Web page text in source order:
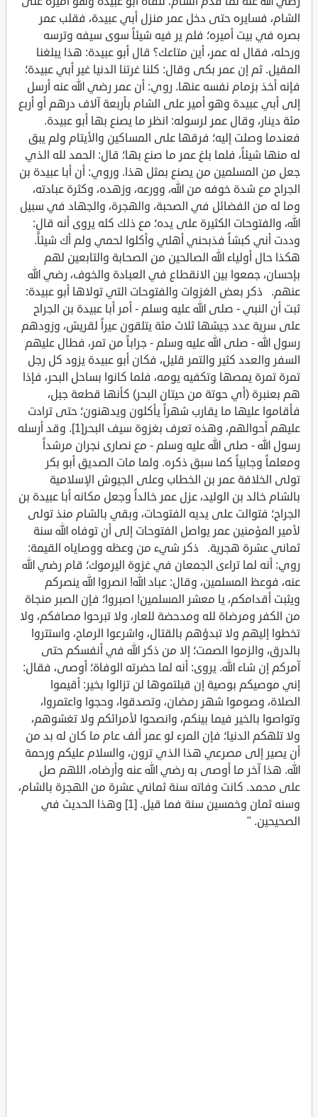
الشام، فسايره حتى دخل عمر منزل أبي عبيدة، فقلب عمر
بصره في بيت أميره؛ فلم ير فيه شيئاً سوى سيفه وترسه
ورحله، فقال له عمر، أين متاعك؟ قال أبو عبيدة: هذا يبلغنا
المقيل. ثم إن عمر بكى وقال: كلنا غرتنا الدنيا غير أبي عبيدة؛
فإنه أخذ بزمام نفسه عنها. روي: أن عمر رضي الله عنه أرسل
إلى أبي عبيدة وهو أمير على الشام بأربعة آلاف درهم أو أربع
مئة دينار، وقال عمر لرسوله: انظر ما يصنع بها أبو عبيدة.
فعندما وصلت إليه؛ فرقها على المساكين والأيتام ولم يبق
له منها شيئاً، فلما بلغ عمر ما صنع بها؛ قال: الحمد لله الذي
جعل من المسلمين من يصنع بمثل هذا. وروي: أن أبا عبيدة بن
الجراح مع شدة خوفه من الله، وورعه، وزهده، وكثرة عبادته،
وما له من الفضائل في الصحبة، والهجرة، والجهاد في سبيل
الله، والفتوحات الكثيرة على يده؛ مع ذلك كله يروى أنه قال:
وددت أني كبشاً فذبحني أهلي وأكلوا لحمي ولم أك شيئاًَ.
هكذا حال أولياء الله الصالحين من الصحابة والتابعين لهم
بإحسان، جمعوا بين الانقطاع في العبادة والخوف، رضي الله
عنهم. ذكر بعض الغزوات والفتوحات التي تولاها أبو عبيدة:
ثبت أن النبي - صلى الله عليه وسلم - أمر أبا عبيدة بن الجراح
على سرية عدد جيشها ثلاث مئة يتلقون عيراً لقريش، وزودهم
رسول الله - صلى الله عليه وسلم - جراباً من تمر، فطال عليهم
السفر والعدد كثير والتمر قليل، فكان أبو عبيدة يزود كل رجل
تمرة تمرة يمصها وتكفيه يومه، فلما كانوا بساحل البحر، فإذا
هم بعنبرة (أي حوتة من حيتان البحر) كأنها قطعة جبل،
فأقاموا عليها ما يقارب شهراً يأكلون ويدهنون؛ حتى ترادت
عليهم أحوالهم، وهذه تعرف بغزوة سيف البحر[1]. وقد أرسله
رسول الله - صلى الله عليه وسلم - مع نصارى نجران مرشداً
ومعلماً وجابياً كما سبق ذكره. ولما مات الصديق أبو بكر
تولى الخلافة عمر بن الخطاب وعلى الجيوش الإسلامية
بالشام خالد بن الوليد، عزل عمر خالداً وجعل مكانه أبا عبيدة بن
الجراح؛ فتوالت على يديه الفتوحات، وبقي بالشام منذ تولى
لأمير المؤمنين عمر يواصل الفتوحات إلى أن توفاه الله سنة
ثماني عشرة هجرية. ذكر شيء من وعظه ووصاياه القيمة:
روي: أنه لما تراءى الجمعان في غزوة اليرموك؛ قام رضي الله
عنه، فوعظ المسلمين، وقال: عباد الله! انصروا الله ينصركم
ويثبت أقدامكم، يا معشر المسلمين! اصبروا؛ فإن الصبر منجاة
من الكفر ومرضاة لله ومدحضة للعار، ولا تبرحوا مصافكم، ولا
تخطوا إليهم ولا تبدؤهم بالقتال، واشرعوا الرماح، واستتروا
بالدرق، والزموا الصمت؛ إلا من ذكر الله في أنفسكم حتى
آمركم إن شاء الله. يروى: أنه لما حضرته الوفاة؛ أوصى، فقال:
إني موصيكم بوصية إن قبلتموها لن تزالوا بخير: أقيموا
الصلاة، وصوموا شهر رمضان، وتصدقوا، وحجوا واعتمروا،
وتواصوا بالخير فيما بينكم، وانصحوا لأمرائكم ولا تغشوهم،
ولا تلهكم الدنيا؛ فإن المرء لو عمر ألف عام ما كان له بد من
أن يصير إلى مصرعي هذا الذي ترون، والسلام عليكم ورحمة
الله. هذا آخر ما أوصى به رضي الله عنه وأرضاه، اللهم صل
على محمد. كانت وفاته سنة ثماني عشرة من الهجرة بالشام،
وسنه ثمان وخمسين سنة فما قيل. [1] وهذا الحديث في
الصحيحين. "